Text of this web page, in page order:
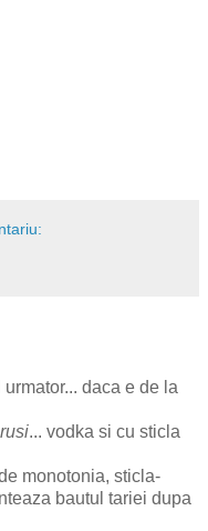
daca e de la
... vodka si cu sticla
monotonia, sticla-
bautul tariei dupa